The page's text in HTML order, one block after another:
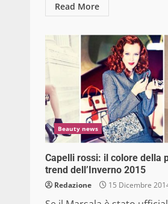
Read More
Beauty news
Capelli rossi: il colore della
trend dell’Inverno 2015
Redazione 15 Dicembre